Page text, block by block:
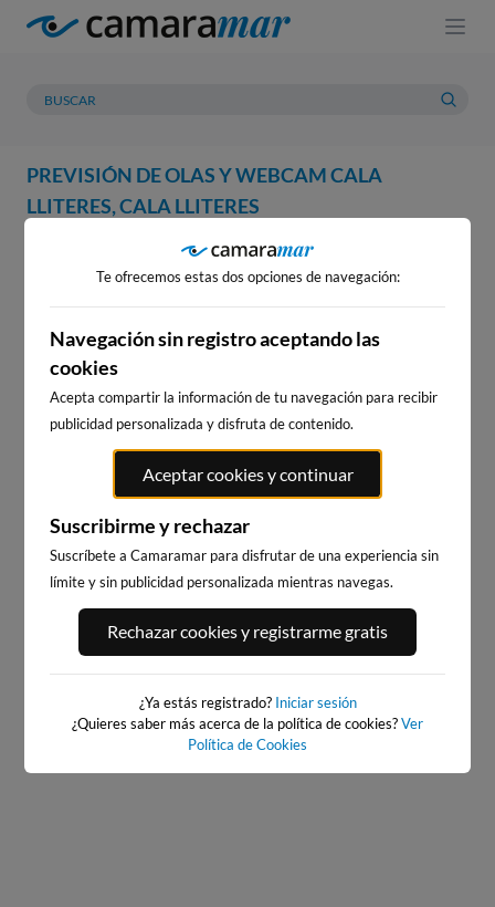
PREVISIÓN DE OLAS Y WEBCAM CALA
LLITERES, CALA LLITERES
PREVISIÓN METEOROLOGÍA
WEBCAM CALA LLITERES, CALA
LLITERES
WEBCAMS CERCANAS
PORT ANDRATX
94km · Andratx
PLAYA EL MASNOU
0.0 m CHOPI
Te ofrecemos estas dos opciones de navegación:
Navegación sin registro aceptando las
cookies
Acepta compartir la información de tu navegación para recibir
publicidad personalizada y disfruta de contenido.
Aceptar cookies y continuar
Suscribirme y rechazar
Suscríbete a Camaramar para disfrutar de una experiencia sin
límite y sin publicidad personalizada mientras navegas.
Rechazar cookies y registrarme gratis
¿Ya estás registrado? Iniciar sesión
¿Quieres saber más acerca de la política de cookies?Ver
Política de Cookies